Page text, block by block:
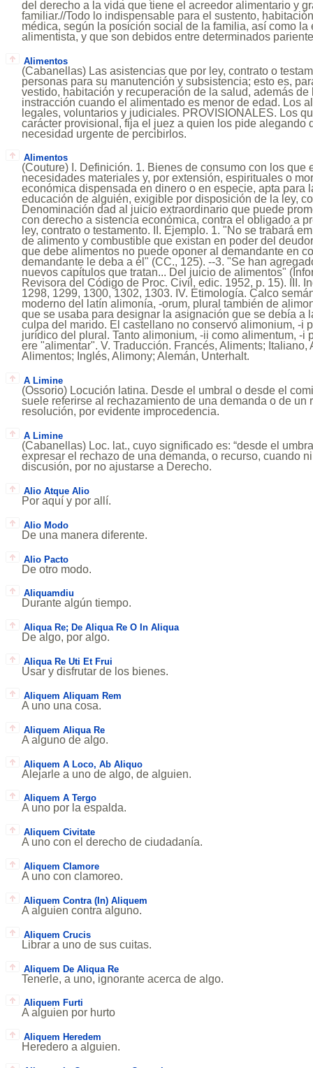
del derecho a la vida que tiene el acreedor alimentario y
familiar.//Todo lo indispensable para el sustento,
médica, según la posición social de la familia, así como la
alimentista, y que son debidos entre determinados
Alimentos
(Cabanellas) Las asistencias que por ley, contrato o
personas para su manutención y subsistencia; esto es,
vestido, habitación y recuperación de la salud, además de
instracción cuando el alimentado es menor de edad. Los
legales, voluntarios y judiciales. PROVISIONALES. Los
carácter provisional, fija el juez a quien los pide alegando
necesidad urgente de percibirlos.
Alimentos
(Couture) I. Definición. 1. Bienes de consumo con los que
necesidades materiales y, por extensión, espirituales o
económica dispensada en dinero o en especie, apta para
educación de alguién, exigible por disposición de la ley,
Denominación dad al juicio extraordinario que puede
con derecho a sistencia económica, contra el obligado a
ley, contrato o testamento. II. Ejemplo. 1. "No se trabará
de alimento y combustible que existan en poder del
que debe alimentos no puede oponer al demandante en
demandante le deba a él" (CC., 125). --3. "Se han
nuevos capítulos que tratan... Del juicio de alimentos"
Revisora del Código de Proc. Civil, edic. 1952, p. 15). III.
1298, 1299, 1300, 1302, 1303. IV. Etimología. Calco
moderno del latín alimonía, -orum, plural también de
que se usaba para designar la asignación que se debía a
culpa del marido. El castellano no conservó alimonium, -i
jurídico del plural. Tanto alimonium, -ii como alimentum, -i
ere "alimentar". V. Traducción. Francés, Aliments; Italiano,
Alimentos; Inglés, Alimony; Alemán, Unterhalt.
A Limine
(Ossorio) Locución latina. Desde el umbral o desde el
suele referirse al rechazamiento de una demanda o de un
resolución, por evidente improcedencia.
A Limine
(Cabanellas) Loc. lat., cuyo significado es: “desde el
expresar el rechazo de una demanda, o recurso, cuando
discusión, por no ajustarse a Derecho.
Alio Atque Alio
Por aquí y por allí.
Alio Modo
De una manera diferente.
Alio Pacto
De otro modo.
Aliquamdiu
Durante algún tiempo.
Aliqua Re; De Aliqua Re O In Aliqua
De algo, por algo.
Aliqua Re Uti Et Frui
Usar y disfrutar de los bienes.
Aliquem Aliquam Rem
A uno una cosa.
Aliquem Aliqua Re
A alguno de algo.
Aliquem A Loco, Ab Aliquo
Alejarle a uno de algo, de alguien.
Aliquem A Tergo
A uno por la espalda.
Aliquem Civitate
A uno con el derecho de ciudadanía.
Aliquem Clamore
A uno con clamoreo.
Aliquem Contra (In) Aliquem
A alguien contra alguno.
Aliquem Crucis
Librar a uno de sus cuitas.
Aliquem De Aliqua Re
Tenerle, a uno, ignorante acerca de algo.
Aliquem Furti
A alguien por hurto
Aliquem Heredem
Heredero a alguien.